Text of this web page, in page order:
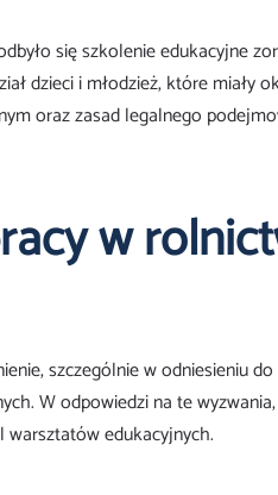
się szkolenie edukacyjne
dzieci i młodzież, które miały
oraz zasad legalnego
w
szczególnie w odniesieniu do
W odpowiedzi na te
edukacyjnych.